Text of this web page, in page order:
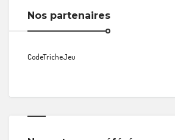
Nos partenaires
CodeTricheJeu